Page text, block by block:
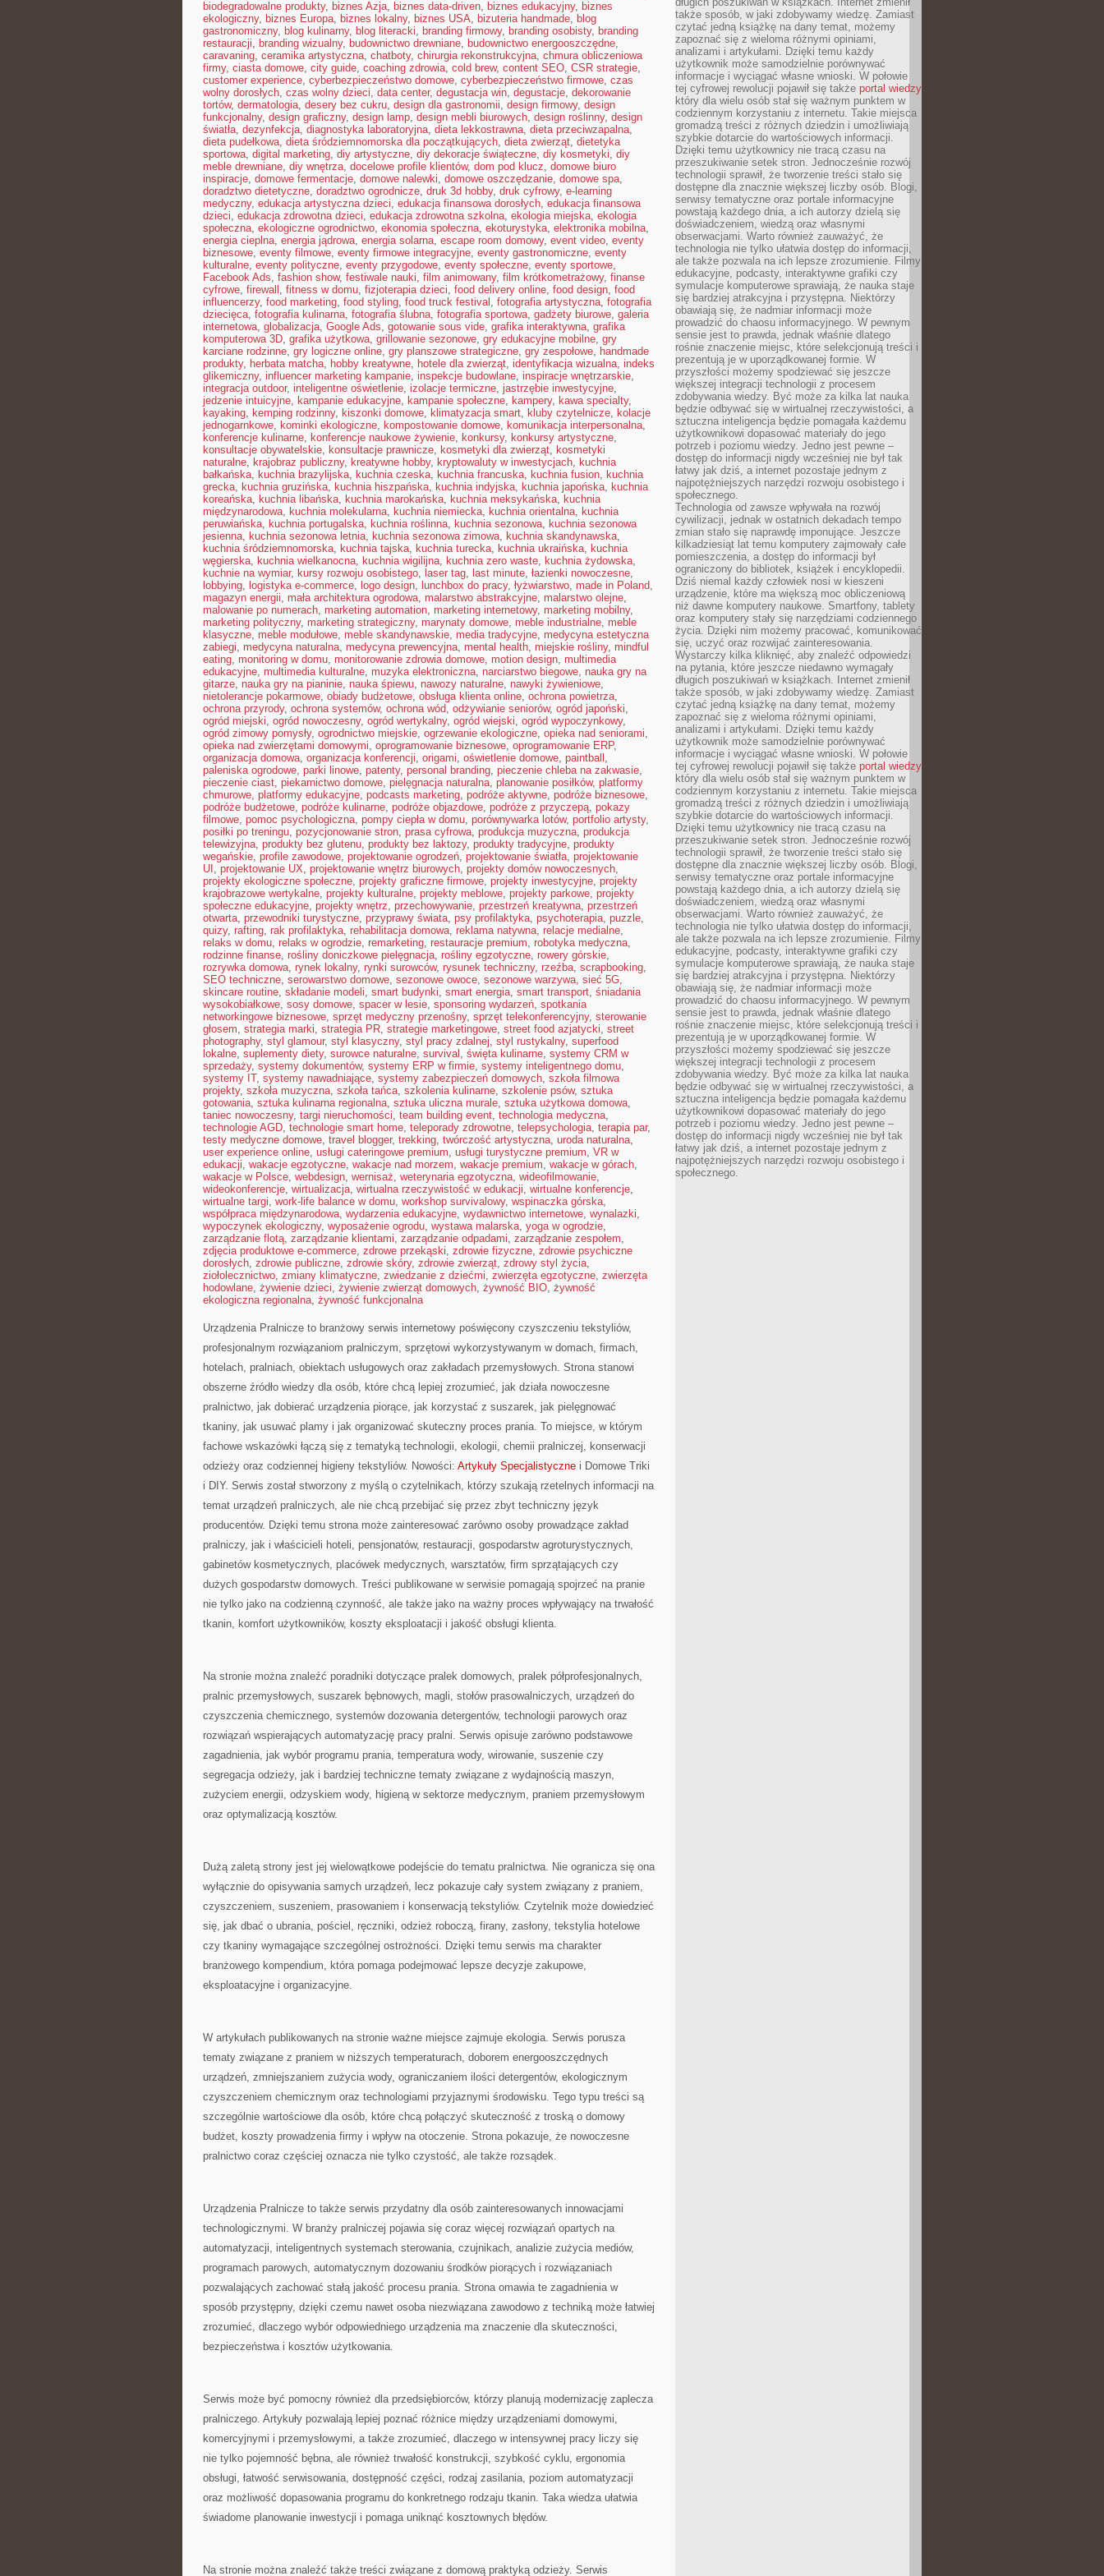
biodegradowalne produkty, biznes Azja, biznes data-driven, biznes edukacyjny, biznes
ekologiczny, biznes Europa, biznes lokalny, biznes USA, bizuteria handmade, blog
gastronomiczny, blog kulinarny, blog literacki, branding firmowy, branding osobisty, branding
restauracji, branding wizualny, budownictwo drewniane, budownictwo energooszczędne,
caravaning, ceramika artystyczna, chatboty, chirurgia rekonstrukcyjna, chmura obliczeniowa
firmy, ciasta domowe, city guide, coaching zdrowia, cold brew, content SEO, CSR strategie,
customer experience, cyberbezpieczeństwo domowe, cyberbezpieczeństwo firmowe, czas
wolny dorosłych, czas wolny dzieci, data center, degustacja win, degustacje, dekorowanie
tortów, dermatologia, desery bez cukru, design dla gastronomii, design firmowy, design
funkcjonalny, design graficzny, design lamp, design mebli biurowych, design roślinny, design
światła, dezynfekcja, diagnostyka laboratoryjna, dieta lekkostrawna, dieta przeciwzapalna,
dieta pudełkowa, dieta śródziemnomorska dla początkujących, dieta zwierząt, dietetyka
sportowa, digital marketing, diy artystyczne, diy dekoracje świąteczne, diy kosmetyki, diy
meble drewniane, diy wnętrza, docelowe profile klientów, dom pod klucz, domowe biuro
inspiracje, domowe fermentacje, domowe nalewki, domowe oszczędzanie, domowe spa,
doradztwo dietetyczne, doradztwo ogrodnicze, druk 3d hobby, druk cyfrowy, e-learning
medyczny, edukacja artystyczna dzieci, edukacja finansowa dorosłych, edukacja finansowa
dzieci, edukacja zdrowotna dzieci, edukacja zdrowotna szkolna, ekologia miejska, ekologia
społeczna, ekologiczne ogrodnictwo, ekonomia społeczna, ekoturystyka, elektronika mobilna,
energia cieplna, energia jądrowa, energia solarna, escape room domowy, event video, eventy
biznesowe, eventy filmowe, eventy firmowe integracyjne, eventy gastronomiczne, eventy
kulturalne, eventy polityczne, eventy przygodowe, eventy społeczne, eventy sportowe,
Facebook Ads, fashion show, festiwale nauki, film animowany, film krótkometrażowy, finanse
cyfrowe, firewall , fitness w domu, fizjoterapia dzieci, food delivery online, food design, food
influencerzy, food marketing, food styling, food truck festival , fotografia artystyczna, fotografia
dziecięca, fotografia kulinarna, fotografia ślubna, fotografia sportowa, gadżety biurowe, galeria
internetowa, globalizacja, Google Ads, gotowanie sous vide, grafika interaktywna, grafika
komputerowa 3D, grafika użytkowa, grillowanie sezonowe, gry edukacyjne mobilne, gry
karciane rodzinne, gry logiczne online, gry planszowe strategiczne, gry zespołowe, handmade
produkty, herbata matcha, hobby kreatywne, hotele dla zwierząt, identyfikacja wizualna, indeks
glikemiczny, influencer marketing kampanie, inspekcje budowlane, inspiracje wnętrzarskie,
integracja outdoor, inteligentne oświetlenie, izolacje termiczne, jastrzębie inwestycyjne,
jedzenie intuicyjne, kampanie edukacyjne, kampanie społeczne, kampery, kawa specialty,
kayaking, kemping rodzinny, kiszonki domowe, klimatyzacja smart, kluby czytelnicze, kolacje
jednogarnkowe, kominki ekologiczne, kompostowanie domowe, komunikacja interpersonalna,
konferencje kulinarne, konferencje naukowe żywienie, konkursy, konkursy artystyczne,
konsultacje obywatelskie, konsultacje prawnicze, kosmetyki dla zwierząt, kosmetyki
naturalne, krajobraz publiczny, kreatywne hobby, kryptowaluty w inwestycjach, kuchnia
bałkańska, kuchnia brazylijska, kuchnia czeska, kuchnia francuska, kuchnia fusion, kuchnia
grecka, kuchnia gruzińska, kuchnia hiszpańska, kuchnia indyjska, kuchnia japońska, kuchnia
koreańska, kuchnia libańska, kuchnia marokańska, kuchnia meksykańska, kuchnia
międzynarodowa, kuchnia molekularna, kuchnia niemiecka, kuchnia orientalna, kuchnia
peruwiańska, kuchnia portugalska, kuchnia roślinna, kuchnia sezonowa, kuchnia sezonowa
jesienna, kuchnia sezonowa letnia, kuchnia sezonowa zimowa, kuchnia skandynawska,
kuchnia śródziemnomorska, kuchnia tajska, kuchnia turecka, kuchnia ukraińska, kuchnia
węgierska, kuchnia wielkanocna, kuchnia wigilijna, kuchnia zero waste, kuchnia żydowska,
kuchnie na wymiar, kursy rozwoju osobistego, laser tag, last minute, łazienki nowoczesne,
lobbying, logistyka e-commerce, logo design, lunchbox do pracy, łyżwiarstwo, made in Poland,
magazyn energii, mała architektura ogrodowa, malarstwo abstrakcyjne, malarstwo olejne,
malowanie po numerach, marketing automation, marketing internetowy, marketing mobilny,
marketing polityczny, marketing strategiczny, marynaty domowe, meble industrialne, meble
klasyczne, meble modułowe, meble skandynawskie, media tradycyjne, medycyna estetyczna
zabiegi, medycyna naturalna, medycyna prewencyjna, mental health, miejskie rośliny, mindful
eating, monitoring w domu, monitorowanie zdrowia domowe, motion design, multimedia
edukacyjne, multimedia kulturalne, muzyka elektroniczna, narciarstwo biegowe, nauka gry na
gitarze, nauka gry na pianinie, nauka śpiewu, nawozy naturalne, nawyki żywieniowe,
nietolerancje pokarmowe, obiady budżetowe, obsługa klienta online, ochrona powietrza,
ochrona przyrody, ochrona systemów, ochrona wód, odżywianie seniorów, ogród japoński,
ogród miejski, ogród nowoczesny, ogród wertykalny, ogród wiejski, ogród wypoczynkowy,
ogród zimowy pomysły, ogrodnictwo miejskie, ogrzewanie ekologiczne, opieka nad seniorami,
opieka nad zwierzętami domowymi, oprogramowanie biznesowe, oprogramowanie ERP,
organizacja domowa, organizacja konferencji, origami, oświetlenie domowe, paintball ,
paleniska ogrodowe, parki linowe, patenty, personal branding, pieczenie chleba na zakwasie,
pieczenie ciast, piekarnictwo domowe, pielęgnacja naturalna, planowanie posiłków, platformy
chmurowe, platformy edukacyjne, podcasts marketing, podróże aktywne, podróże biznesowe,
podróże budżetowe, podróże kulinarne, podróże objazdowe, podróże z przyczepą, pokazy
filmowe, pomoc psychologiczna, pompy ciepła w domu, porównywarka lotów, portfolio artysty,
posiłki po treningu, pozycjonowanie stron, prasa cyfrowa, produkcja muzyczna, produkcja
telewizyjna, produkty bez glutenu, produkty bez laktozy, produkty tradycyjne, produkty
wegańskie, profile zawodowe, projektowanie ogrodzeń, projektowanie światła, projektowanie
UI , projektowanie UX, projektowanie wnętrz biurowych, projekty domów nowoczesnych,
projekty ekologiczne społeczne, projekty graficzne firmowe, projekty inwestycyjne, projekty
krajobrazowe wertykalne, projekty kulturalne, projekty meblowe, projekty parkowe, projekty
społeczne edukacyjne, projekty wnętrz, przechowywanie, przestrzeń kreatywna, przestrzeń
otwarta, przewodniki turystyczne, przyprawy świata, psy profilaktyka, psychoterapia, puzzle,
quizy, rafting, rak profilaktyka, rehabilitacja domowa, reklama natywna, relacje medialne,
relaks w domu, relaks w ogrodzie, remarketing, restauracje premium, robotyka medyczna,
rodzinne finanse, rośliny doniczkowe pielęgnacja, rośliny egzotyczne, rowery górskie,
rozrywka domowa, rynek lokalny, rynki surowców, rysunek techniczny, rzeźba, scrapbooking,
SEO techniczne, serowarstwo domowe, sezonowe owoce, sezonowe warzywa, sieć 5G,
skincare routine, składanie modeli, smart budynki, smart energia, smart transport, śniadania
wysokobiałkowe, sosy domowe, spacer w lesie, sponsoring wydarzeń, spotkania
networkingowe biznesowe, sprzęt medyczny przenośny, sprzęt telekonferencyjny, sterowanie
głosem, strategia marki, strategia PR, strategie marketingowe, street food azjatycki, street
photography, styl glamour, styl klasyczny, styl pracy zdalnej, styl rustykalny, superfood
lokalne, suplementy diety, surowce naturalne, survival , święta kulinarne, systemy CRM w
sprzedaży, systemy dokumentów, systemy ERP w firmie, systemy inteligentnego domu,
systemy IT, systemy nawadniające, systemy zabezpieczeń domowych, szkoła filmowa
projekty, szkoła muzyczna, szkoła tańca, szkolenia kulinarne, szkolenie psów, sztuka
gotowania, sztuka kulinarna regionalna, sztuka uliczna murale, sztuka użytkowa domowa,
taniec nowoczesny, targi nieruchomości, team building event, technologia medyczna,
technologie AGD, technologie smart home, teleporady zdrowotne, telepsychologia, terapia par,
testy medyczne domowe, travel blogger, trekking, twórczość artystyczna, uroda naturalna,
user experience online, usługi cateringowe premium, usługi turystyczne premium, VR w
edukacji, wakacje egzotyczne, wakacje nad morzem, wakacje premium, wakacje w górach,
wakacje w Polsce, webdesign, wernisaż, weterynaria egzotyczna, wideofilmowanie,
wideokonferencje, wirtualizacja, wirtualna rzeczywistość w edukacji, wirtualne konferencje,
wirtualne targi, work-life balance w domu, workshop survivalowy, wspinaczka górska,
współpraca międzynarodowa, wydarzenia edukacyjne, wydawnictwo internetowe, wynalazki,
wypoczynek ekologiczny, wyposażenie ogrodu, wystawa malarska, yoga w ogrodzie,
zarządzanie flotą, zarządzanie klientami, zarządzanie odpadami, zarządzanie zespołem,
zdjęcia produktowe e-commerce, zdrowe przekąski, zdrowie fizyczne, zdrowie psychiczne
dorosłych, zdrowie publiczne, zdrowie skóry, zdrowie zwierząt, zdrowy styl życia,
ziołolecznictwo, zmiany klimatyczne, zwiedzanie z dziećmi, zwierzęta egzotyczne, zwierzęta
hodowlane, żywienie dzieci, żywienie zwierząt domowych, żywność BIO, żywność
ekologiczna regionalna, żywność funkcjonalna
Urządzenia Pralnicze to branżowy serwis internetowy poświęcony czyszczeniu tekstyliów,
profesjonalnym rozwiązaniom pralniczym, sprzętowi wykorzystywanym w domach, firmach,
hotelach, pralniach, obiektach usługowych oraz zakładach przemysłowych. Strona stanowi
obszerne źródło wiedzy dla osób, które chcą lepiej zrozumieć, jak działa nowoczesne
pralnictwo, jak dobierać urządzenia piorące, jak korzystać z suszarek, jak pielęgnować
tkaniny, jak usuwać plamy i jak organizować skuteczny proces prania. To miejsce, w którym
fachowe wskazówki łączą się z tematyką technologii, ekologii, chemii pralniczej, konserwacji
odzieży oraz codziennej higieny tekstyliów. Nowości: Artykuły Specjalistyczne i Domowe Triki
i DIY. Serwis został stworzony z myślą o czytelnikach, którzy szukają rzetelnych informacji na
temat urządzeń pralniczych, ale nie chcą przebijać się przez zbyt techniczny język
producentów. Dzięki temu strona może zainteresować zarówno osoby prowadzące zakład
pralniczy, jak i właścicieli hoteli, pensjonatów, restauracji, gospodarstw agroturystycznych,
gabinetów kosmetycznych, placówek medycznych, warsztatów, firm sprzątających czy
dużych gospodarstw domowych. Treści publikowane w serwisie pomagają spojrzeć na pranie
nie tylko jako na codzienną czynność, ale także jako na ważny proces wpływający na trwałość
tkanin, komfort użytkowników, koszty eksploatacji i jakość obsługi klienta.
Na stronie można znaleźć poradniki dotyczące pralek domowych, pralek półprofesjonalnych,
pralnic przemysłowych, suszarek bębnowych, magli, stołów prasowalniczych, urządzeń do
czyszczenia chemicznego, systemów dozowania detergentów, technologii parowych oraz
rozwiązań wspierających automatyzację pracy pralni. Serwis opisuje zarówno podstawowe
zagadnienia, jak wybór programu prania, temperatura wody, wirowanie, suszenie czy
segregacja odzieży, jak i bardziej techniczne tematy związane z wydajnością maszyn,
zużyciem energii, odzyskiem wody, higieną w sektorze medycznym, praniem przemysłowym
oraz optymalizacją kosztów.
Dużą zaletą strony jest jej wielowątkowe podejście do tematu pralnictwa. Nie ogranicza się ona
wyłącznie do opisywania samych urządzeń, lecz pokazuje cały system związany z praniem,
czyszczeniem, suszeniem, prasowaniem i konserwacją tekstyliów. Czytelnik może dowiedzieć
się, jak dbać o ubrania, pościel, ręczniki, odzież roboczą, firany, zasłony, tekstylia hotelowe
czy tkaniny wymagające szczególnej ostrożności. Dzięki temu serwis ma charakter
branżowego kompendium, która pomaga podejmować lepsze decyzje zakupowe,
eksploatacyjne i organizacyjne.
W artykułach publikowanych na stronie ważne miejsce zajmuje ekologia. Serwis porusza
tematy związane z praniem w niższych temperaturach, doborem energooszczędnych
urządzeń, zmniejszaniem zużycia wody, ograniczaniem ilości detergentów, ekologicznym
czyszczeniem chemicznym oraz technologiami przyjaznymi środowisku. Tego typu treści są
szczególnie wartościowe dla osób, które chcą połączyć skuteczność z troską o domowy
budżet, koszty prowadzenia firmy i wpływ na otoczenie. Strona pokazuje, że nowoczesne
pralnictwo coraz częściej oznacza nie tylko czystość, ale także rozsądek.
Urządzenia Pralnicze to także serwis przydatny dla osób zainteresowanych innowacjami
technologicznymi. W branży pralniczej pojawia się coraz więcej rozwiązań opartych na
automatyzacji, inteligentnych systemach sterowania, czujnikach, analizie zużycia mediów,
programach parowych, automatycznym dozowaniu środków piorących i rozwiązaniach
pozwalających zachować stałą jakość procesu prania. Strona omawia te zagadnienia w
sposób przystępny, dzięki czemu nawet osoba niezwiązana zawodowo z techniką może łatwiej
zrozumieć, dlaczego wybór odpowiedniego urządzenia ma znaczenie dla skuteczności,
bezpieczeństwa i kosztów użytkowania.
Serwis może być pomocny również dla przedsiębiorców, którzy planują modernizację zaplecza
pralniczego. Artykuły pozwalają lepiej poznać różnice między urządzeniami domowymi,
komercyjnymi i przemysłowymi, a także zrozumieć, dlaczego w intensywnej pracy liczy się
nie tylko pojemność bębna, ale również trwałość konstrukcji, szybkość cyklu, ergonomia
obsługi, łatwość serwisowania, dostępność części, rodzaj zasilania, poziom automatyzacji
oraz możliwość dopasowania programu do konkretnego rodzaju tkanin. Taka wiedza ułatwia
świadome planowanie inwestycji i pomaga uniknąć kosztownych błędów.
Na stronie można znaleźć także treści związane z domową praktyką odzieży. Serwis
także sposób, w jaki zdobywamy wiedzę. Zamiast
czytać jedną książkę na dany temat, możemy
zapoznać się z wieloma różnymi opiniami,
analizami i artykułami. Dzięki temu każdy
użytkownik może samodzielnie porównywać
informacje i wyciągać własne wnioski. W połowie
tej cyfrowej rewolucji pojawił się także portal wiedzy
który dla wielu osób stał się ważnym punktem w
codziennym korzystaniu z internetu. Takie miejsca
gromadzą treści z różnych dziedzin i umożliwiają
szybkie dotarcie do wartościowych informacji.
Dzięki temu użytkownicy nie tracą czasu na
przeszukiwanie setek stron. Jednocześnie rozwój
technologii sprawił, że tworzenie treści stało się
dostępne dla znacznie większej liczby osób. Blogi,
serwisy tematyczne oraz portale informacyjne
powstają każdego dnia, a ich autorzy dzielą się
doświadczeniem, wiedzą oraz własnymi
obserwacjami. Warto również zauważyć, że
technologia nie tylko ułatwia dostęp do informacji,
ale także pozwala na ich lepsze zrozumienie. Filmy
edukacyjne, podcasty, interaktywne grafiki czy
symulacje komputerowe sprawiają, że nauka staje
się bardziej atrakcyjna i przystępna. Niektórzy
obawiają się, że nadmiar informacji może
prowadzić do chaosu informacyjnego. W pewnym
sensie jest to prawda, jednak właśnie dlatego
rośnie znaczenie miejsc, które selekcjonują treści i
prezentują je w uporządkowanej formie. W
przyszłości możemy spodziewać się jeszcze
większej integracji technologii z procesem
zdobywania wiedzy. Być może za kilka lat nauka
będzie odbywać się w wirtualnej rzeczywistości, a
sztuczna inteligencja będzie pomagała każdemu
użytkownikowi dopasować materiały do jego
potrzeb i poziomu wiedzy. Jedno jest pewne –
dostęp do informacji nigdy wcześniej nie był tak
łatwy jak dziś, a internet pozostaje jednym z
najpotężniejszych narzędzi rozwoju osobistego i
społecznego.
Technologia od zawsze wpływała na rozwój
cywilizacji, jednak w ostatnich dekadach tempo
zmian stało się naprawdę imponujące. Jeszcze
kilkadziesiąt lat temu komputery zajmowały całe
pomieszczenia, a dostęp do informacji był
ograniczony do bibliotek, książek i encyklopedii.
Dziś niemal każdy człowiek nosi w kieszeni
urządzenie, które ma większą moc obliczeniową
niż dawne komputery naukowe. Smartfony, tablety
oraz komputery stały się narzędziami codziennego
życia. Dzięki nim możemy pracować, komunikować
się, uczyć oraz rozwijać zainteresowania.
Wystarczy kilka kliknięć, aby znaleźć odpowiedzi
na pytania, które jeszcze niedawno wymagały
długich poszukiwań w książkach. Internet zmienił
także sposób, w jaki zdobywamy wiedzę. Zamiast
czytać jedną książkę na dany temat, możemy
zapoznać się z wieloma różnymi opiniami,
analizami i artykułami. Dzięki temu każdy
użytkownik może samodzielnie porównywać
informacje i wyciągać własne wnioski. W połowie
tej cyfrowej rewolucji pojawił się także portal wiedzy
który dla wielu osób stał się ważnym punktem w
codziennym korzystaniu z internetu. Takie miejsca
gromadzą treści z różnych dziedzin i umożliwiają
szybkie dotarcie do wartościowych informacji.
Dzięki temu użytkownicy nie tracą czasu na
przeszukiwanie setek stron. Jednocześnie rozwój
technologii sprawił, że tworzenie treści stało się
dostępne dla znacznie większej liczby osób. Blogi,
serwisy tematyczne oraz portale informacyjne
powstają każdego dnia, a ich autorzy dzielą się
doświadczeniem, wiedzą oraz własnymi
obserwacjami. Warto również zauważyć, że
technologia nie tylko ułatwia dostęp do informacji,
ale także pozwala na ich lepsze zrozumienie. Filmy
edukacyjne, podcasty, interaktywne grafiki czy
symulacje komputerowe sprawiają, że nauka staje
się bardziej atrakcyjna i przystępna. Niektórzy
obawiają się, że nadmiar informacji może
prowadzić do chaosu informacyjnego. W pewnym
sensie jest to prawda, jednak właśnie dlatego
rośnie znaczenie miejsc, które selekcjonują treści i
prezentują je w uporządkowanej formie. W
przyszłości możemy spodziewać się jeszcze
większej integracji technologii z procesem
zdobywania wiedzy. Być może za kilka lat nauka
będzie odbywać się w wirtualnej rzeczywistości, a
sztuczna inteligencja będzie pomagała każdemu
użytkownikowi dopasować materiały do jego
potrzeb i poziomu wiedzy. Jedno jest pewne –
dostęp do informacji nigdy wcześniej nie był tak
łatwy jak dziś, a internet pozostaje jednym z
najpotężniejszych narzędzi rozwoju osobistego i
społecznego.